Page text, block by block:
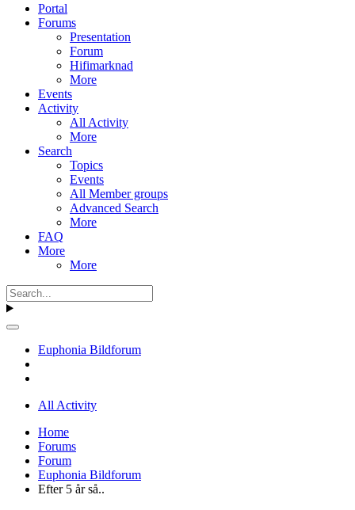
Portal
Forums
Presentation
Forum
Hifimarknad
More
Events
Activity
All Activity
More
Search
Topics
Events
All Member groups
Advanced Search
More
FAQ
More
More
Euphonia Bildforum
All Activity
Home
Forums
Forum
Euphonia Bildforum
Efter 5 år så..